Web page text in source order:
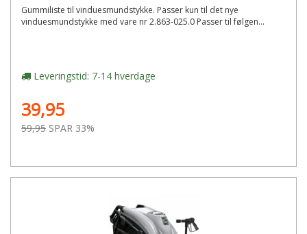
Gummiliste til vinduesmundstykke. Passer kun til det nye
vinduesmundstykke med vare nr 2.863-025.0 Passer til følgen...
Leveringstid: 7-14 hverdage
39,95
59,95 SPAR 33%